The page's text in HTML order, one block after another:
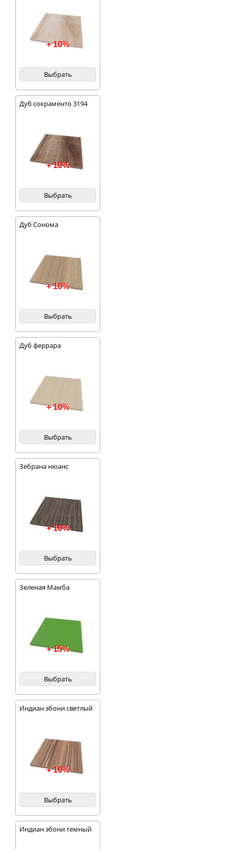
+ 10%
Выбрать
Дуб сокраменто 3194
+ 10%
Выбрать
Дуб Сонома
+ 10%
Выбрать
Дуб феррара
+ 10%
Выбрать
Зебрана нюанс
+ 10%
Выбрать
Зеленая Мамба
+ 15%
Выбрать
Индиан эбони светлый
+ 10%
Выбрать
Индиан эбони темный